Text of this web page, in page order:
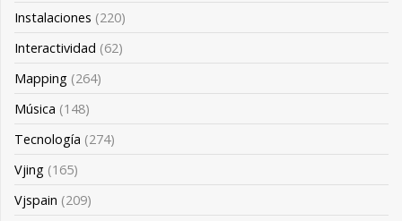
Instalaciones (220)
Interactividad (62)
Mapping (264)
Música (148)
Tecnología (274)
Vjing (165)
Vjspain (209)